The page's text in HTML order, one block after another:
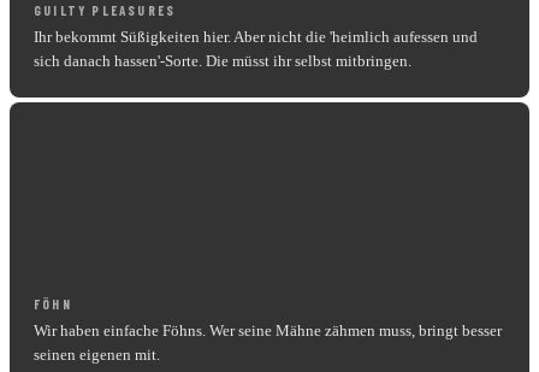
GUILTY PLEASURES
Ihr bekommt Süßigkeiten hier. Aber nicht die 'heimlich aufessen und
sich danach hassen'-Sorte. Die müsst ihr selbst mitbringen.
FÖHN
Wir haben einfache Föhns. Wer seine Mähne zähmen muss, bringt besser
seinen eigenen mit.